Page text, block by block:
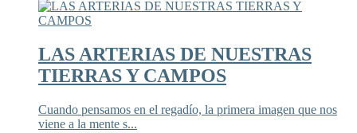
LAS ARTERIAS DE NUESTRAS
TIERRAS Y CAMPOS
Cuando pensamos en el regadío, la primera imagen que nos
viene a la mente s...